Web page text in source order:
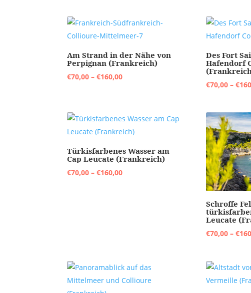
Am Strand in der Nähe von
Perpignan (Frankreich)
€70,00 –€160,00Preisspanne:
€160,00
Des Fort
Hafendorf
€70,00 –€
Türkisfarbenes Wasser am
Cap Leucate (Frankreich)
€70,00 –€160,00Preisspanne:
Schroffe
Leucate
€70,00 –€